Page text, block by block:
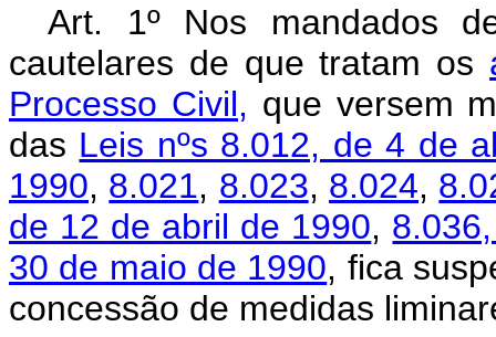
Art. 1º Nos mandados
cautelares de que tratam os
Processo Civil, que versem
das Leis nºs 8.012, de 4 de
1990, 8.021, 8.023, 8.024,
de 12 de abril de 1990,
30 de maio de 1990, fica
concessão de medidas